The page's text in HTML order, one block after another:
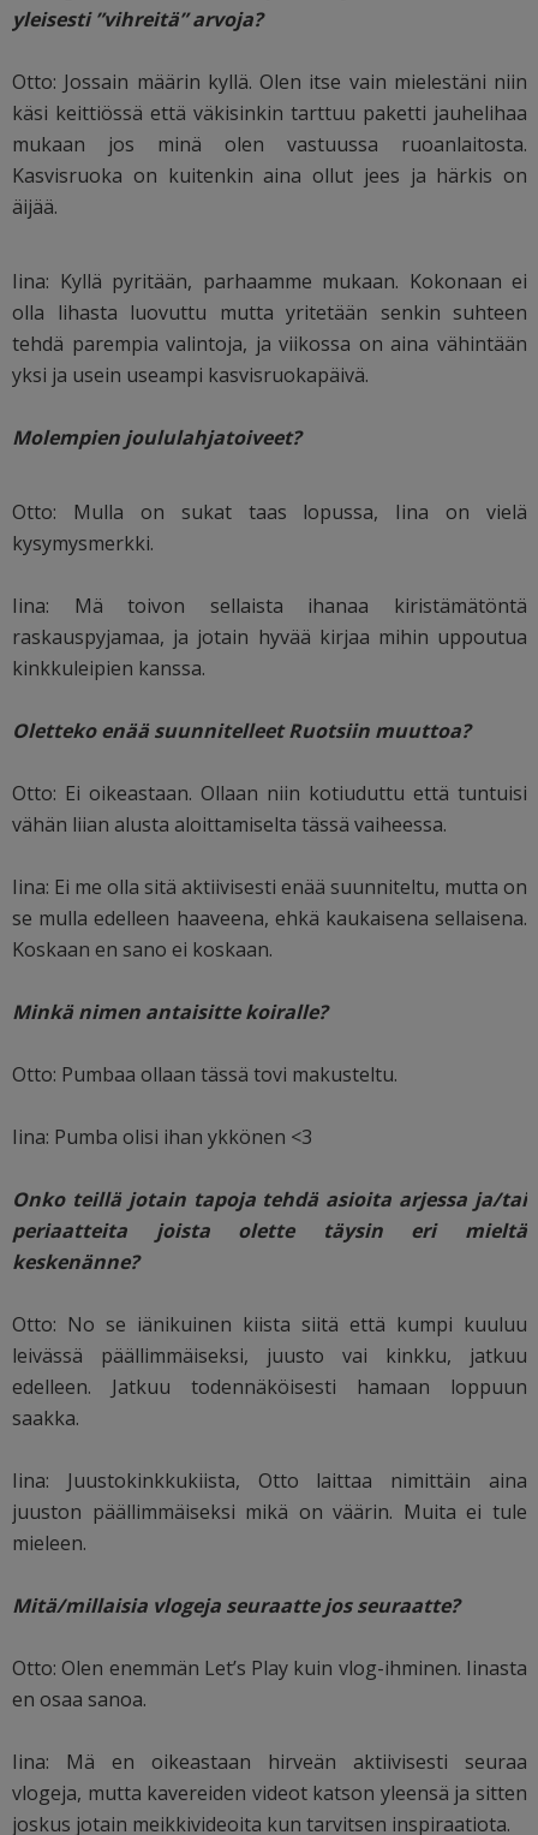
yleisesti ”vihreitä” arvoja?
Otto: Jossain määrin kyllä. Olen itse vain mielestäni niin
käsi keittiössä että väkisinkin tarttuu paketti jauhelihaa
mukaan jos minä olen vastuussa ruoanlaitosta.
Kasvisruoka on kuitenkin aina ollut jees ja härkis on
äijää.
Iina: Kyllä pyritään, parhaamme mukaan. Kokonaan ei
olla lihasta luovuttu mutta yritetään senkin suhteen
tehdä parempia valintoja, ja viikossa on aina vähintään
yksi ja usein useampi kasvisruokapäivä.
Molempien joululahjatoiveet?
Otto: Mulla on sukat taas lopussa, Iina on vielä
kysymysmerkki.
Iina: Mä toivon sellaista ihanaa kiristämätöntä
raskauspyjamaa, ja jotain hyvää kirjaa mihin uppoutua
kinkkuleipien kanssa.
Oletteko enää suunnitelleet Ruotsiin muuttoa?
Otto: Ei oikeastaan. Ollaan niin kotiuduttu että tuntuisi
vähän liian alusta aloittamiselta tässä vaiheessa.
Iina: Ei me olla sitä aktiivisesti enää suunniteltu, mutta on
se mulla edelleen haaveena, ehkä kaukaisena sellaisena.
Koskaan en sano ei koskaan.
Minkä nimen antaisitte koiralle?
Otto: Pumbaa ollaan tässä tovi makusteltu.
Iina: Pumba olisi ihan ykkönen <3
Onko teillä jotain tapoja tehdä asioita arjessa ja/tai
periaatteita joista olette täysin eri mieltä
keskenänne?
Otto: No se iänikuinen kiista siitä että kumpi kuuluu
leivässä päällimmäiseksi, juusto vai kinkku, jatkuu
edelleen. Jatkuu todennäköisesti hamaan loppuun
saakka.
Iina: Juustokinkkukiista, Otto laittaa nimittäin aina
juuston päällimmäiseksi mikä on väärin. Muita ei tule
mieleen.
Mitä/millaisia vlogeja seuraatte jos seuraatte?
Otto: Olen enemmän Let’s Play kuin vlog-ihminen. Iinasta
en osaa sanoa.
Iina: Mä en oikeastaan hirveän aktiivisesti seuraa
vlogeja, mutta kavereiden videot katson yleensä ja sitten
joskus jotain meikkivideoita kun tarvitsen inspiraatiota.